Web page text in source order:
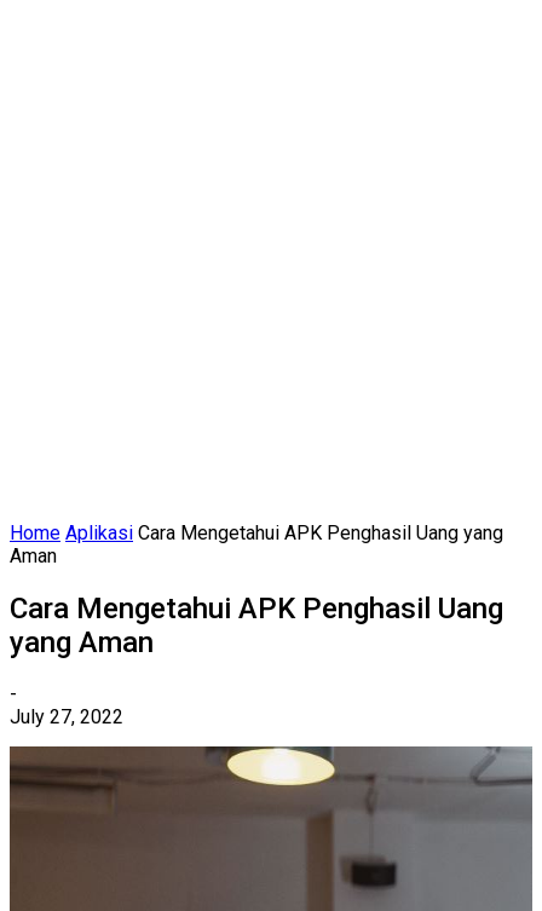
Home Aplikasi Cara Mengetahui APK Penghasil Uang yang
Aman
Cara Mengetahui APK Penghasil Uang
yang Aman
-
July 27, 2022